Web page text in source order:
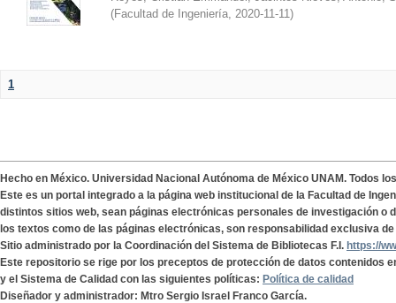
(Facultad de Ingeniería, 2020-11-11)
1
Hecho en México. Universidad Nacional Autónoma de México UNAM. Todos
Este es un portal integrado a la página web institucional de la Facultad de
distintos sitios web, sean páginas electrónicas personales de investigación o
los textos como de las páginas electrónicas, son responsabilidad exclusiva
Sitio administrado por la Coordinación del Sistema de Bibliotecas F.I. https://
Este repositorio se rige por los preceptos de protección de datos contenidos
y el Sistema de Calidad con las siguientes políticas: Política de calidad
Diseñador y administrador: Mtro Sergio Israel Franco García.